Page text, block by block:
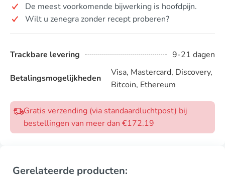
De meest voorkomende bijwerking is hoofdpijn.
Wilt u zenegra zonder recept proberen?
Trackbare levering 9-21 dagen
Betalingsmogelijkheden
Visa, Mastercard, Discovery,
Bitcoin, Ethereum
Gratis verzending (via standaardluchtpost) bij
bestellingen van meer dan €172.19
Gerelateerde producten: